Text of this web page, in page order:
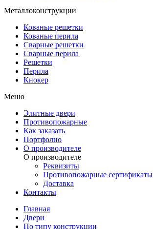
Металлоконструкции
Кованые решетки
Кованые перила
Сварные решетки
Сварные перила
Решетки
Перила
Кнокер
Меню
Элитные двери
Противопожарные
Как заказать
Портфолио
О производителе
О производителе
Реквизиты
Противопожарные сертификаты
Доставка
Контакты
Главная
Двери
По типу конструкции